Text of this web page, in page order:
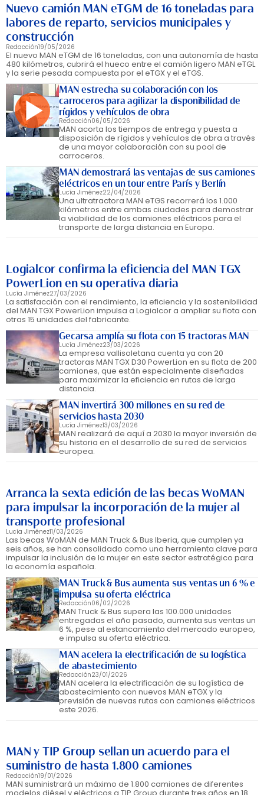
Nuevo camión MAN eTGM de 16 toneladas para
labores de reparto, servicios municipales y
construcción
Redacción19/05/2026
El nuevo MAN eTGM de 16 toneladas, con una autonomía de hasta
480 kilómetros, cubrirá el hueco entre el camión ligero MAN eTGL
y la serie pesada compuesta por el eTGX y el eTGS.
MAN estrecha su colaboración con los
carroceros para agilizar la disponibilidad de
rígidos y vehículos de obra
Redacción06/05/2026
MAN acorta los tiempos de entrega y puesta a
disposición de rígidos y vehículos de obra a través
de una mayor colaboración con su pool de
carroceros.
MAN demostrará las ventajas de sus camiones
eléctricos en un tour entre París y Berlín
Lucía Jiménez22/04/2026
Una ultratractora MAN eTGS recorrerá los 1.000
kilómetros entre ambas ciudades para demostrar
la viabilidad de los camiones eléctricos para el
transporte de larga distancia en Europa.
Logialcor confirma la eficiencia del MAN TGX
PowerLion en su operativa diaria
Lucía Jiménez27/03/2026
La satisfacción con el rendimiento, la eficiencia y la sostenibilidad
del MAN TGX PowerLion impulsa a Logialcor a ampliar su flota con
otras 15 unidades del fabricante.
Gecarsa amplía su flota con 15 tractoras MAN
Lucía Jiménez23/03/2026
La empresa vallisoletana cuenta ya con 20
tractoras MAN TGX D30 PowerLion en su flota de 200
camiones, que están especialmente diseñadas
para maximizar la eficiencia en rutas de larga
distancia.
MAN invertirá 300 millones en su red de
servicios hasta 2030
Lucía Jiménez13/03/2026
MAN realizará de aquí a 2030 la mayor inversión de
su historia en el desarrollo de su red de servicios
europea.
Arranca la sexta edición de las becas WoMAN
para impulsar la incorporación de la mujer al
transporte profesional
Lucía Jiménez11/03/2026
Las becas WoMAN de MAN Truck & Bus Iberia, que cumplen ya
seis años, se han consolidado como una herramienta clave para
impulsar la inclusión de la mujer en este sector estratégico para
la economía española.
MAN Truck & Bus aumenta sus ventas un 6 % e
impulsa su oferta eléctrica
Redacción06/02/2026
MAN Truck & Bus supera las 100.000 unidades
entregadas el año pasado, aumenta sus ventas un
6 %, pese al estancamiento del mercado europeo,
e impulsa su oferta eléctrica.
MAN acelera la electrificación de su logística
de abastecimiento
Redacción23/01/2026
MAN acelera la electrificación de su logística de
abastecimiento con nuevos MAN eTGX y la
previsión de nuevas rutas con camiones eléctricos
este 2026.
MAN y TIP Group sellan un acuerdo para el
suministro de hasta 1.800 camiones
Redacción19/01/2026
MAN suministrará un máximo de 1.800 camiones de diferentes